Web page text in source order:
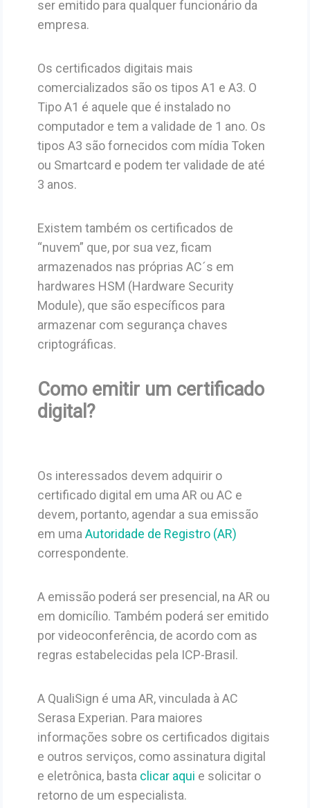
ser emitido para qualquer funcionário da
empresa.
Os certificados digitais mais
comercializados são os tipos A1 e A3. O
Tipo A1 é aquele que é instalado no
computador e tem a validade de 1 ano. Os
tipos A3 são fornecidos com mídia Token
ou Smartcard e podem ter validade de até
3 anos.
Existem também os certificados de
“nuvem” que, por sua vez, ficam
armazenados nas próprias AC´s em
hardwares HSM (Hardware Security
Module), que são específicos para
armazenar com segurança chaves
criptográficas.
Como emitir um certificado
digital?
Os interessados devem adquirir o
certificado digital em uma AR ou AC e
devem, portanto, agendar a sua emissão
em uma Autoridade de Registro (AR)
correspondente.
A emissão poderá ser presencial, na AR ou
em domicílio. Também poderá ser emitido
por videoconferência, de acordo com as
regras estabelecidas pela ICP-Brasil.
A QualiSign é uma AR, vinculada à AC
Serasa Experian. Para maiores
informações sobre os certificados digitais
e outros serviços, como assinatura digital
e eletrônica, basta clicar aqui e solicitar o
retorno de um especialista.